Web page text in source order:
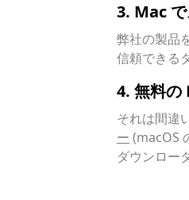
3. Mac
弊社の製品
信頼できる
4. 無料の
それは間違
ー (macOS
ダウンロー